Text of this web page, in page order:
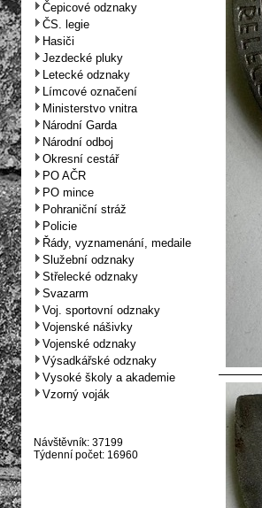
Čepicové odznaky
ČS. legie
Hasiči
Jezdecké pluky
Letecké odznaky
Límcové označení
Ministerstvo vnitra
Národní Garda
Národní odboj
Okresní cestář
PO AČR
PO mince
Pohraniční stráž
Policie
Řády, vyznamenání, medaile
Služební odznaky
Střelecké odznaky
Svazarm
Voj. sportovní odznaky
Vojenské nášivky
Vojenské odznaky
Výsadkářské odznaky
Vysoké školy a akademie
Vzorný voják
Návštěvník: 37199
Týdenní počet: 16960